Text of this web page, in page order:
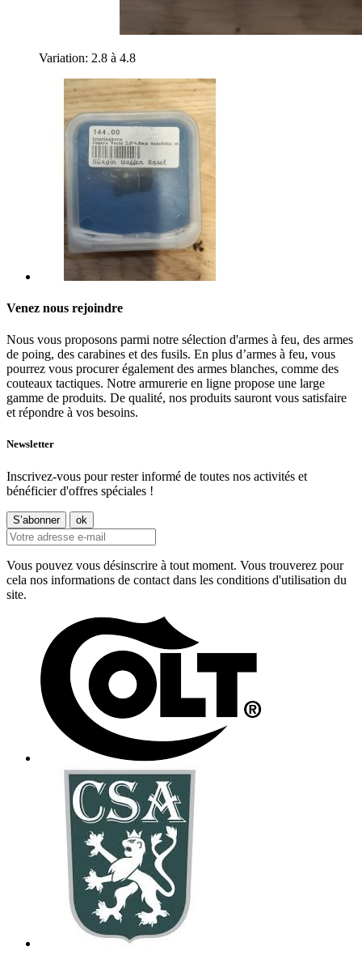
Variation: 2.8 à 4.8
Venez nous rejoindre
Nous vous proposons parmi notre sélection d'armes à feu, des armes
de poing, des carabines et des fusils. En plus d’armes à feu, vous
pourrez vous procurer également des armes blanches, comme des
couteaux tactiques. Notre armurerie en ligne propose une large
gamme de produits. De qualité, nos produits sauront vous satisfaire
et répondre à vos besoins.
Newsletter
Inscrivez-vous pour rester informé de toutes nos activités et
bénéficier d'offres spéciales !
Vous pouvez vous désinscrire à tout moment. Vous trouverez pour
cela nos informations de contact dans les conditions d'utilisation du
site.